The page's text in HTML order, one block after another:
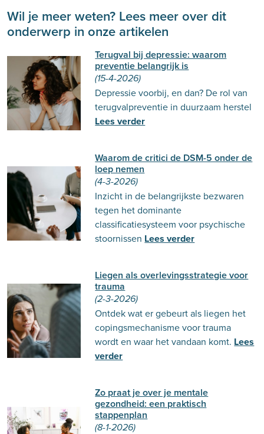
Wil je meer weten? Lees meer over dit
onderwerp in onze artikelen
Terugval bij depressie: waarom
preventie belangrijk is
(15-4-2026)
Depressie voorbij, en dan? De rol van
terugvalpreventie in duurzaam herstel
Lees verder
Waarom de critici de DSM-5 onder de
loep nemen
(4-3-2026)
Inzicht in de belangrijkste bezwaren
tegen het dominante
classificatiesysteem voor psychische
stoornissen Lees verder
Liegen als overlevingsstrategie voor
trauma
(2-3-2026)
Ontdek wat er gebeurt als liegen het
copingsmechanisme voor trauma
wordt en waar het vandaan komt. Lees
verder
Zo praat je over je mentale
gezondheid: een praktisch
stappenplan
(8-1-2026)